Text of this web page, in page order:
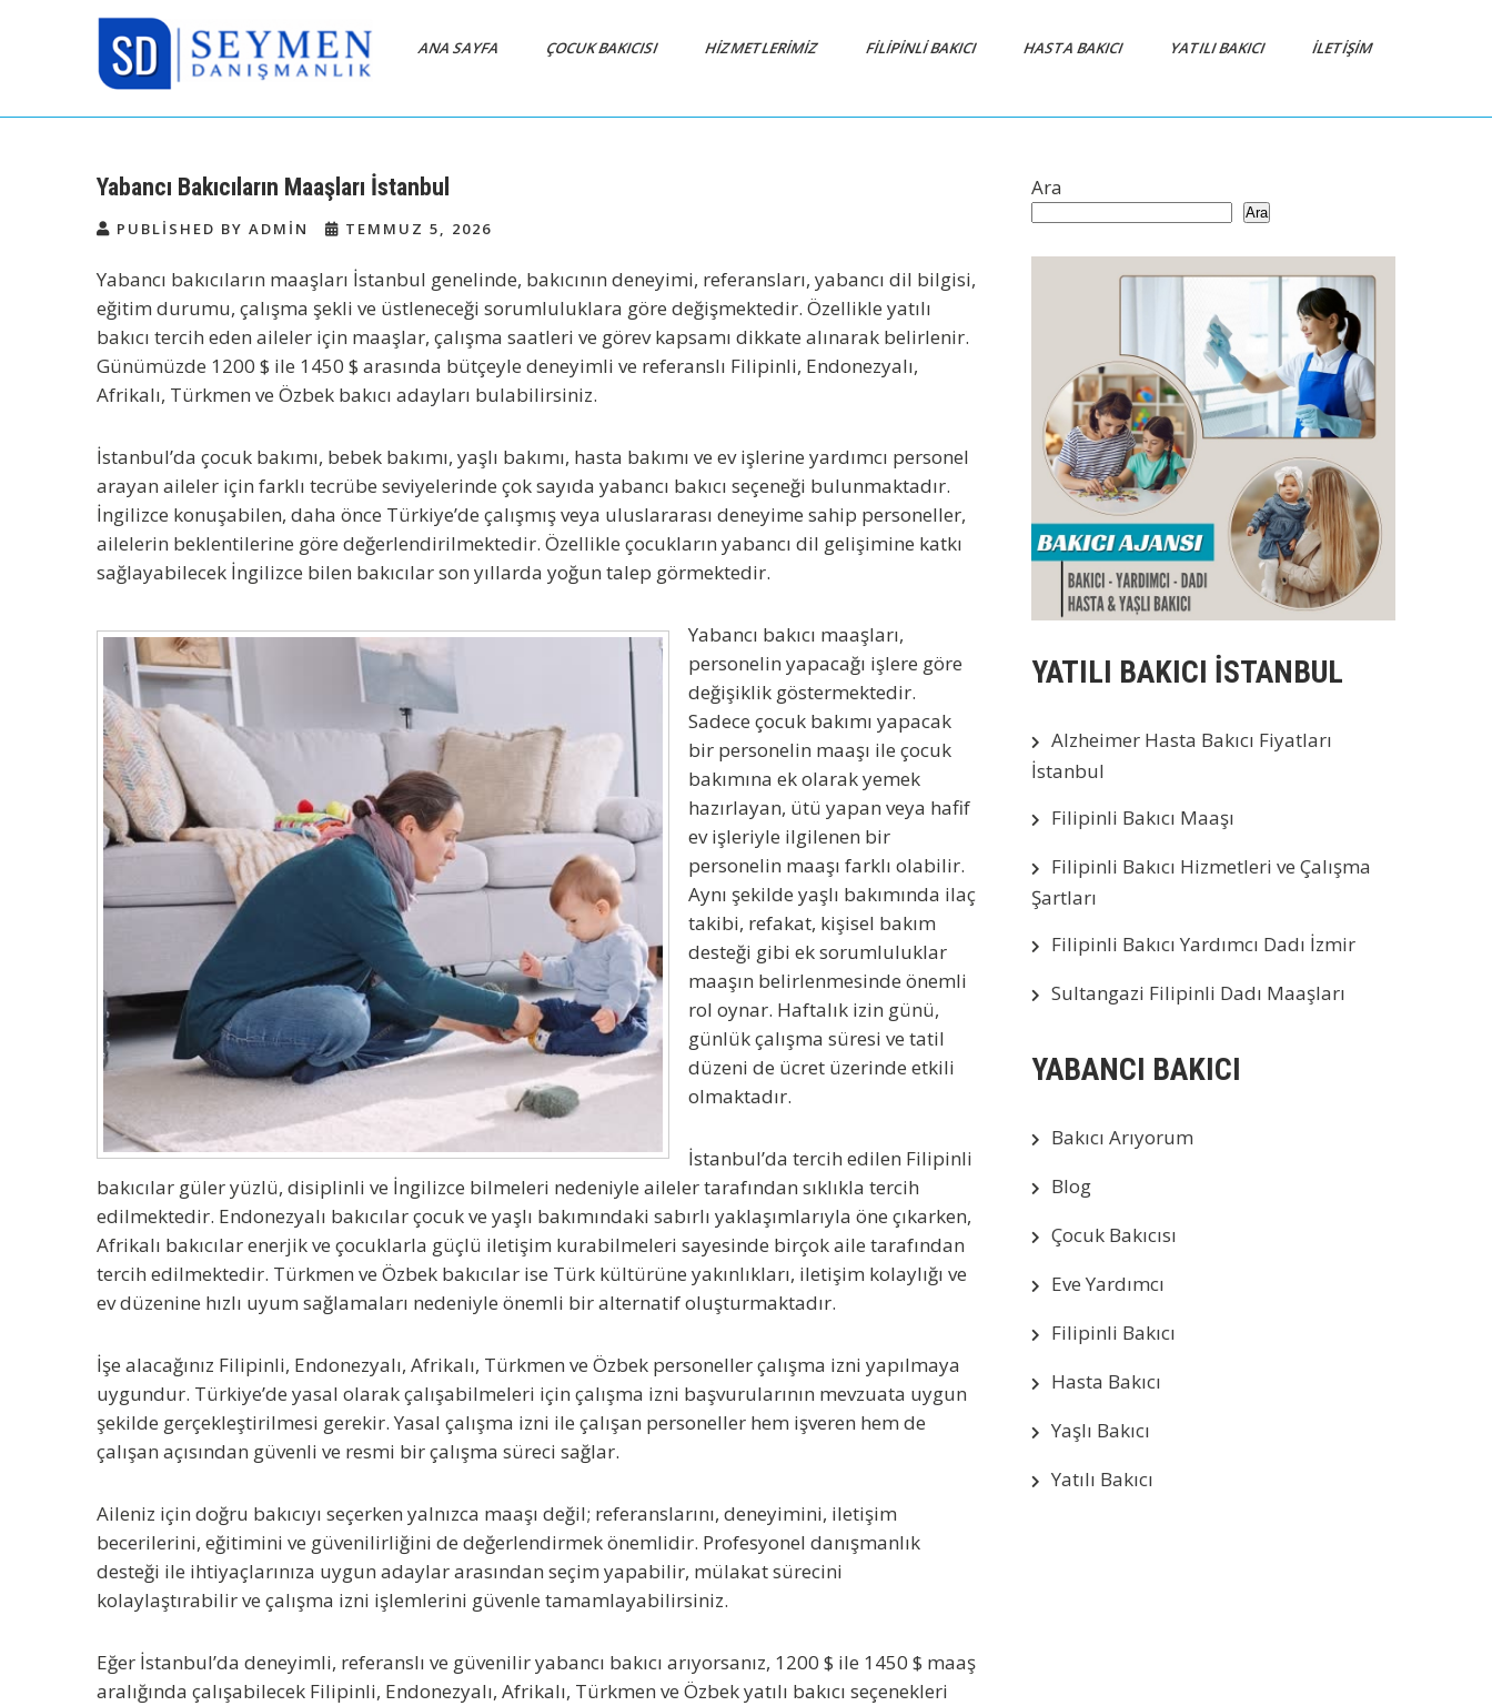
Bakıcı Yardımcı Dadı
İstanbul
Yatılı Bakıcı, Eve Yardımcı, Çocuk
ANA SAYFA ÇOCUK BAKICISI HİZMETLERİMİZ FİLİPİNLİ BAKICI HASTA BAKICI YATILI BAKICI İLETIŞIM
Yabancı Bakıcıların Maaşları İstanbul
PUBLISHED BY ADMIN TEMMUZ 5, 2026
Yabancı bakıcıların maaşları İstanbul genelinde, bakıcının deneyimi, referansları, yabancı dil bilgisi,
eğitim durumu, çalışma şekli ve üstleneceği sorumluluklara göre değişmektedir. Özellikle yatılı
bakıcı tercih eden aileler için maaşlar, çalışma saatleri ve görev kapsamı dikkate alınarak belirlenir.
Günümüzde 1200 $ ile 1450 $ arasında bütçeyle deneyimli ve referanslı Filipinli, Endonezyalı,
Afrikalı, Türkmen ve Özbek bakıcı adayları bulabilirsiniz.
İstanbul’da çocuk bakımı, bebek bakımı, yaşlı bakımı, hasta bakımı ve ev işlerine yardımcı personel
arayan aileler için farklı tecrübe seviyelerinde çok sayıda yabancı bakıcı seçeneği bulunmaktadır.
İngilizce konuşabilen, daha önce Türkiye’de çalışmış veya uluslararası deneyime sahip personeller,
ailelerin beklentilerine göre değerlendirilmektedir. Özellikle çocukların yabancı dil gelişimine katkı
sağlayabilecek İngilizce bilen bakıcılar son yıllarda yoğun talep görmektedir.
Yabancı bakıcı maaşları,
personelin yapacağı işlere göre
değişiklik göstermektedir.
Sadece çocuk bakımı yapacak
bir personelin maaşı ile çocuk
bakımına ek olarak yemek
hazırlayan, ütü yapan veya hafif
ev işleriyle ilgilenen bir
personelin maaşı farklı olabilir.
Aynı şekilde yaşlı bakımında ilaç
takibi, refakat, kişisel bakım
desteği gibi ek sorumluluklar
maaşın belirlenmesinde önemli
rol oynar. Haftalık izin günü,
günlük çalışma süresi ve tatil
düzeni de ücret üzerinde etkili
olmaktadır.
İstanbul’da tercih edilen Filipinli
bakıcılar güler yüzlü, disiplinli ve İngilizce bilmeleri nedeniyle aileler tarafından sıklıkla tercih
edilmektedir. Endonezyalı bakıcılarçocuk ve yaşlı bakımındaki sabırlı yaklaşımlarıyla öne çıkarken,
Afrikalı bakıcılarenerjik ve çocuklarla güçlü iletişim kurabilmeleri sayesinde birçok aile tarafından
tercih edilmektedir. Türkmen ve Özbek bakıcılar ise Türk kültürüne yakınlıkları, iletişim kolaylığı ve
ev düzenine hızlı uyum sağlamaları nedeniyle önemli bir alternatif oluşturmaktadır.
İşe alacağınız Filipinli, Endonezyalı, Afrikalı, Türkmen ve Özbek personeller çalışma izni yapılmaya
uygundur. Türkiye’de yasal olarak çalışabilmeleri için çalışma izni başvurularının mevzuata uygun
şekilde gerçekleştirilmesi gerekir. Yasal çalışma izni ile çalışan personeller hem işveren hem de
çalışan açısından güvenli ve resmi bir çalışma süreci sağlar.
Aileniz için doğru bakıcıyı seçerken yalnızca maaşı değil; referanslarını, deneyimini, iletişim
becerilerini, eğitimini ve güvenilirliğini de değerlendirmek önemlidir. Profesyonel danışmanlık
desteği ile ihtiyaçlarınıza uygun adaylar arasından seçim yapabilir, mülakat sürecini
kolaylaştırabilir ve çalışma izni işlemlerini güvenle tamamlayabilirsiniz.
Eğer İstanbul’da deneyimli, referanslı ve güveniliryabancı bakıcı arıyorsanız, 1200 $ ile 1450 $ maaş
aralığında çalışabilecek Filipinli, Endonezyalı, Afrikalı, Türkmen ve Özbek yatılı bakıcı seçenekleri
Ara
Ara
YATILI BAKICI İSTANBUL
Alzheimer Hasta Bakıcı Fiyatları
İstanbul
Filipinli Bakıcı Maaşı
Filipinli Bakıcı Hizmetleri ve Çalışma
Şartları
Filipinli Bakıcı Yardımcı Dadı İzmir
Sultangazi Filipinli Dadı Maaşları
YABANCI BAKICI
Bakıcı Arıyorum
Blog
Çocuk Bakıcısı
Eve Yardımcı
Filipinli Bakıcı
Hasta Bakıcı
Yaşlı Bakıcı
Yatılı Bakıcı